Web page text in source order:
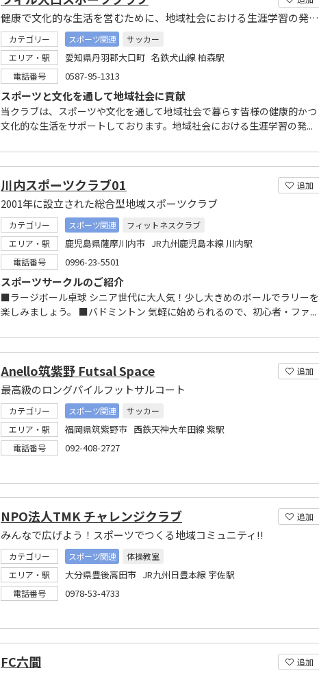
健康で文化的な生活を営むために、地域社会における生涯学習の発展に寄与
カテゴリー スポーツ関連
サッカー
エリア・駅
愛知県丹羽郡大口町 名鉄犬山線 柏森駅
電話番号 0587-95-1313
スポーツと文化を通して地域社会に貢献
当クラブは、スポーツや文化を通して地域社会で暮らす皆様の健康的かつ
文化的な生活をサポートしております。地域社会における生涯学習の発...
追加
川内スポーツクラブ01
2001年に設立された総合型地域スポーツクラブ
カテゴリー スポーツ関連
フィットネスクラブ
エリア・駅
鹿児島県薩摩川内市 JR九州鹿児島本線 川内駅
電話番号 0996-23-5501
スポーツサークルのご紹介
■ラージボール卓球 シニア世代に大人気！少し大きめのボールでラリーを
楽しみましょう。 ■バドミントン 気軽に始められるので、初心者・ファ...
追加
Anello筑紫野 Futsal Space
最高級のロングパイルフットサルコート
カテゴリー スポーツ関連
サッカー
エリア・駅
福岡県筑紫野市 西鉄天神大牟田線 紫駅
電話番号 092-408-2727
追加
NPO法人TMK チャレンジクラブ
みんなで広げよう！スポーツでつくる地域コミュニティ!!
カテゴリー スポーツ関連
体操教室
エリア・駅
大分県豊後高田市 JR九州日豊本線 宇佐駅
電話番号 0978-53-4733
追加
FC六間